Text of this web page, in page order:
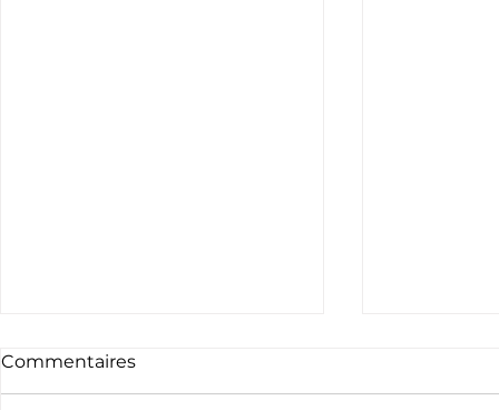
Commentaires